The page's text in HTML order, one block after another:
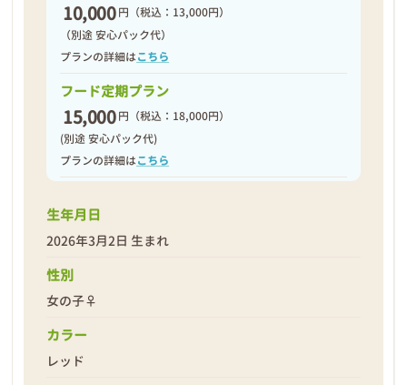
10,000 円 （税込：13,000円）
（別途 安心パック代）
プランの詳細はこちら
フード定期プラン
15,000 円 （税込：18,000円）
(別途 安心パック代)
プランの詳細はこちら
生年月日
2026年3月2日 生まれ
性別
女の子♀
カラー
レッド